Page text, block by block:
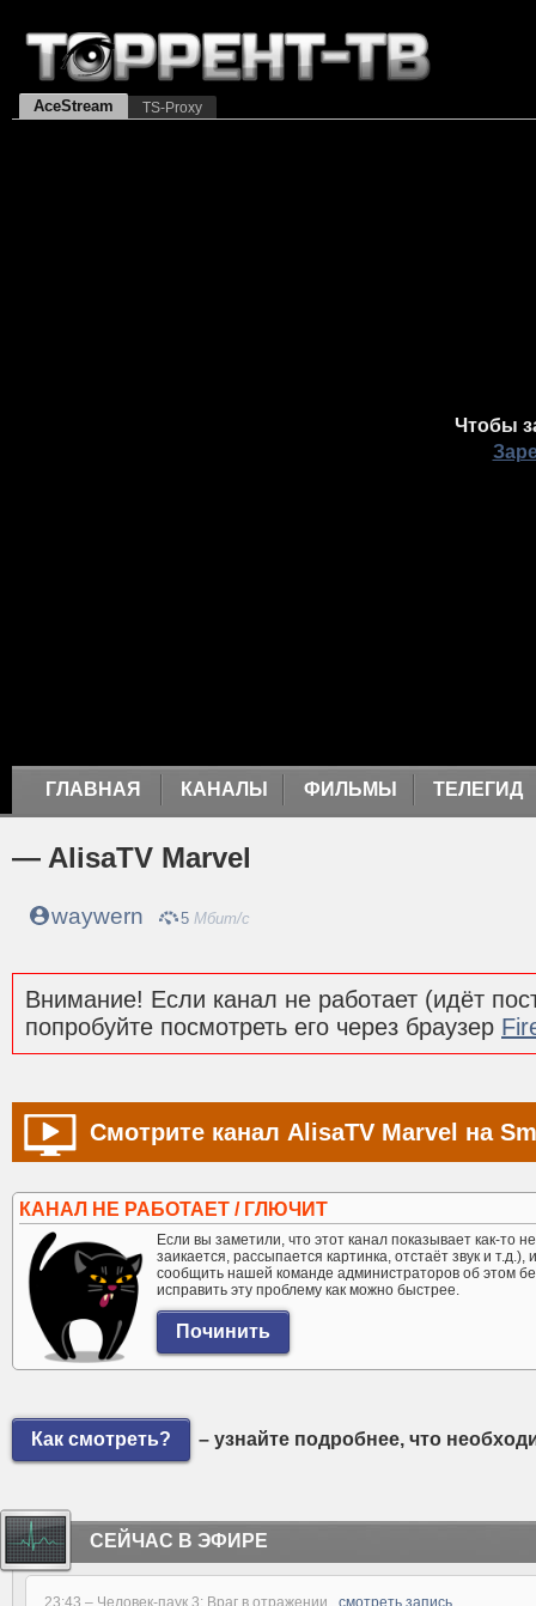
AceStream TS-Proxy
Чтобы
ГЛАВНАЯ КАНАЛЫ ФИЛЬМЫ ТЕЛЕГИД
— AlisaTV Marvel
waywern 5 Мбит/с
Внимание! Если канал не работает (идёт
попробуйте посмотреть его через браузер
Смотрите канал AlisaTV Marvel на
КАНАЛ НЕ РАБОТАЕТ / ГЛЮЧИТ
Если вы заметили, что этот канал показывает как-то
заикается, рассыпается картинка, отстаёт звук и
сообщить нашей команде администраторов об этом
исправить эту проблему как можно быстрее.
Как смотреть? – узнайте подробнее, что
СЕЙЧАС В ЭФИРЕ
23:43 – Человек-паук 3: Враг в отражении смотреть запись